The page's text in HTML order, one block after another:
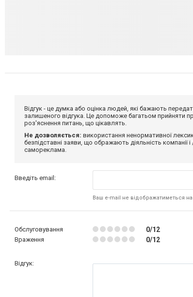
Відгук - це думка або оцінка людей, які бажають
залишеного відгука. Це допоможе багатьом прийняти
роз'яснення питань, що цікавлять.
Не дозволяється: використання ненормативної
безпідставні заяви, що ображають діяльність компанії
самореклама.
Введіть email:
Ваш e-mail не відображатиметься на
Обслуговування 0/12
Враження 0/12
Відгук: